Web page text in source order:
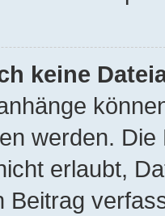
keine
werden.
erlaubt,
Beitrag